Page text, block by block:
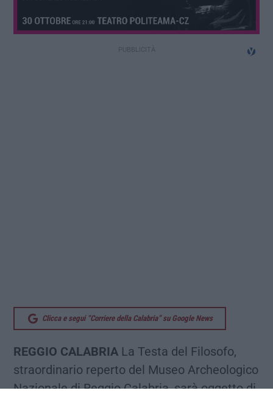
Clicca e segui “Corriere della Calabria” su Google News
REGGIO CALABRIA La Testa del Filosofo,
straordinario reperto del Museo Archeologico
Nazionale di Reggio Calabria, sarà oggetto di